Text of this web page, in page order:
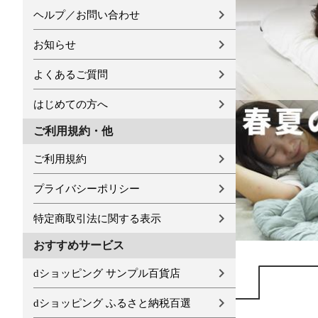
ヘルプ／お問い合わせ
お知らせ
よくあるご質問
はじめての方へ
ご利用規約・他
ご利用規約
プライバシーポリシー
特定商取引法に関する表示
おすすめサービス
dショッピング サンプル百貨店
dショッピング ふるさと納税百選